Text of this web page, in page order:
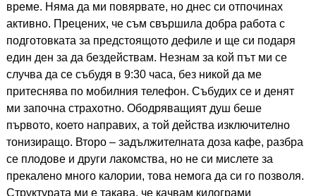
време. Няма да ми повярвате, но днес си отпочинах
активно. Прецених, че съм свършила добра работа с
подготовката за предстоящото дефиле и ще си подаря
един ден за да бездействам. Незнам за кой път ми се
случва да се събудя в 9:30 часа, без никой да ме
притеснява по мобилния телефон. Събудих се и денят
ми започна страхотно. Ободряващият душ беше
първото, което направих, а той действа изключително
тонизиращо. Второ – задължителната доза кафе, разбра
се плодове и други лакомства, но не си мислете за
прекалено много калории, това немога да си го позволя.
Структурата ми е такава, че качвам килограми